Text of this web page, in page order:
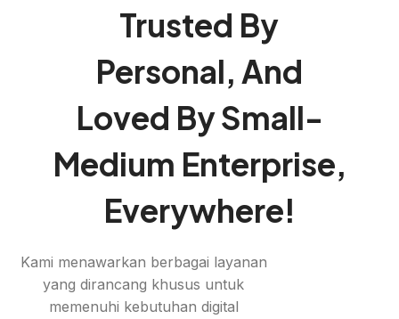
Trusted By
Personal, And
Loved By Small-
Medium Enterprise,
Everywhere!
Kami menawarkan berbagai layanan
yang dirancang khusus untuk
memenuhi kebutuhan digital